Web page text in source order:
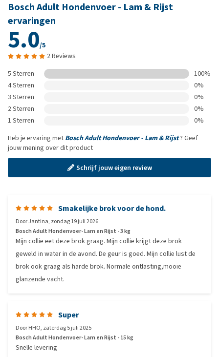
Bosch Adult Hondenvoer - Lam & Rijst
ervaringen
5.0/5
2 Reviews
5 Sterren
100%
4 Sterren
0%
3 Sterren
0%
2 Sterren
0%
1 Sterren
0%
Heb je ervaring met Bosch Adult Hondenvoer - Lam & Rijst? Geef
jouw mening over dit product
Schrijf jouw eigen review
Smakelijke brok voor de hond.
DoorJantina, zondag 19 juli 2026
Bosch Adult Hondenvoer- Lam en Rijst - 3 kg
Mijn collie eet deze brok graag. Mijn collie krijgt deze brok
geweld in water in de avond. De geur is goed. Mijn collie lust de
brok ook graag als harde brok. Normale ontlasting,mooie
glanzende vacht.
Super
DoorHHO, zaterdag 5 juli 2025
Bosch Adult Hondenvoer- Lam en Rijst - 15 kg
Snelle levering